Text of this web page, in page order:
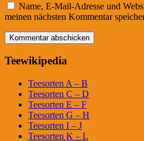
Name, E-Mail-Adresse und
meinen nächsten Kommentar
Teewikipedia
Teesorten A – B
Teesorten C – D
Teesorten E – F
Teesorten G – H
Teesorten I – J
Teesorten K – L